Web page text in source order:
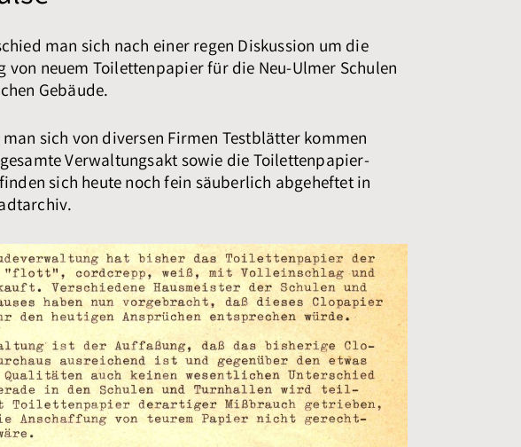
man sich nach einer regen Diskussion um die
von neuem Toilettenpapier für die Neu-Ulmer Schulen
Gebäude.
sich von diversen Firmen Testblätter kommen
Verwaltungsakt sowie die Toilettenpapier-
sich heute noch fein säuberlich abgeheftet in